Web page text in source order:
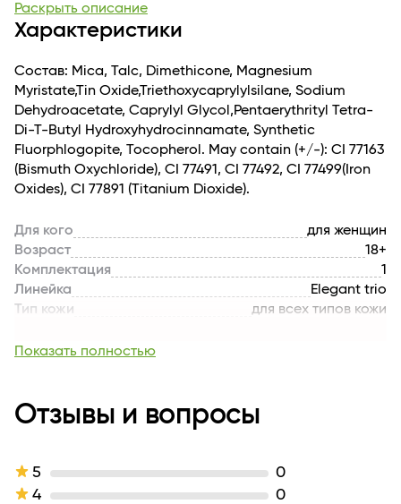
схеме палетки, участки лица сверкающим
хайлайтером и придайте своей коже невероятное
Раскрыть описание
Характеристики
Состав: Mica, Talc, Dimethicone, Magnesium
Myristate,Tin Oxide,Triethoxycaprylylsilane, Sodium
Dehydroacetate, Caprylyl Glycol,Pentaerythrityl Tetra-
Di-T-Butyl Hydroxyhydrocinnamate, Synthetic
Fluorphlogopite, Tocopherol. May contain (+/-): CI 77163
(Bismuth Oxychloride), CI 77491, CI 77492, CI 77499(Iron
Oxides), CI 77891 (Titanium Dioxide).
Для кого
для женщин
Возраст
18+
Комплектация
1
Линейка
Elegant trio
Тип кожи
для всех типов кожи
Тип продукта
Страна бренда
Вес, кг
Показать полностью
Отзывы и вопросы
5
0
4
0